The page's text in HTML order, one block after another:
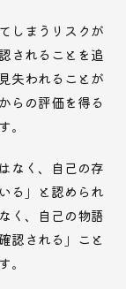
しまうリスクが
されることを追
失われることが
らの評価を得る
なく、自己の存
る」と認められ
く、自己の物語
認される」こと
。